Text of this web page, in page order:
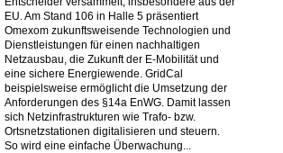
EU. Am Stand 106 in Halle 5 präsentiert
Omexom zukunftsweisende Technologien und
Dienstleistungen für einen nachhaltigen
Netzausbau, die Zukunft der E-Mobilität und
eine sichere Energiewende. GridCal
beispielsweise ermöglicht die Umsetzung der
Anforderungen des §14a EnWG. Damit lassen
sich Netzinfrastrukturen wie Trafo- bzw.
Ortsnetzstationen digitalisieren und steuern.
So wird eine einfache Überwachung...